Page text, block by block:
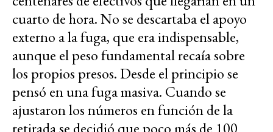
cuarto de hora. No se descartaba el apoyo
externo a la fuga, que era indispensable,
aunque el peso fundamental recaía sobre
los propios presos. Desde el principio se
pensó en una fuga masiva. Cuando se
ajustaron los números en función de la